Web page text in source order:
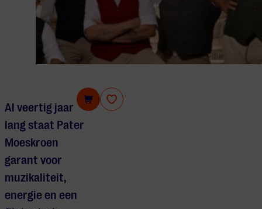
Al veertig jaar
lang staat Pater
Moeskroen
garant voor
muzikaliteit,
energie en een